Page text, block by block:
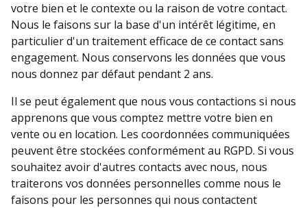
votre bien et le contexte ou la raison de votre contact.
Nous le faisons sur la base d'un intérêt légitime, en
particulier d'un traitement efficace de ce contact sans
engagement. Nous conservons les données que vous
nous donnez par défaut pendant 2 ans.
Il se peut également que nous vous contactions si nous
apprenons que vous comptez mettre votre bien en
vente ou en location. Les coordonnées communiquées
peuvent être stockées conformément au RGPD. Si vous
souhaitez avoir d'autres contacts avec nous, nous
traiterons vos données personnelles comme nous le
faisons pour les personnes qui nous contactent